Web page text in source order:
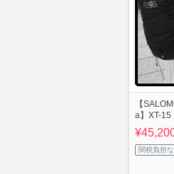
【
a】XT-
関税負担な